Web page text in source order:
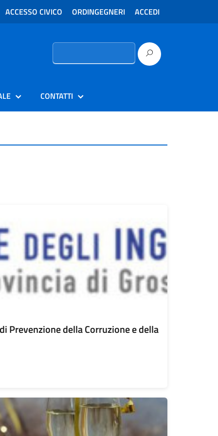
ACCESSO CIVICO ORDINGEGNERI ACCEDI
Ricerca
CONTATTI
Prevenzione della Corruzione e della